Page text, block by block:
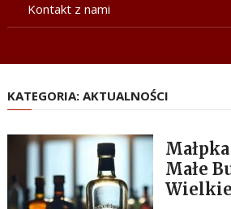
Kontakt z nami
KATEGORIA: AKTUALNOŚCI
Małe